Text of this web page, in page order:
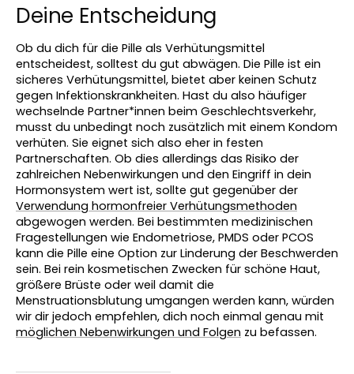
Deine Entscheidung
Ob du dich für die Pille als Verhütungsmittel
entscheidest, solltest du gut abwägen. Die Pille ist ein
sicheres Verhütungsmittel, bietet aber keinen Schutz
gegen Infektionskrankheiten. Hast du also häufiger
wechselnde Partner*innen beim Geschlechtsverkehr,
musst du unbedingt noch zusätzlich mit einem Kondom
verhüten. Sie eignet sich also eher in festen
Partnerschaften. Ob dies allerdings das Risiko der
zahlreichen Nebenwirkungen und den Eingriff in dein
Verwendung hormonfreier Verhütungsmethoden
abgewogen werden. Bei bestimmten medizinischen
Fragestellungen wie Endometriose, PMDS oder PCOS
kann die Pille eine Option zur Linderung der Beschwerden
sein. Bei rein kosmetischen Zwecken für schöne Haut,
größere Brüste oder weil damit die
Menstruationsblutung umgangen werden kann, würden
möglichen Nebenwirkungen und Folgen zu befassen.